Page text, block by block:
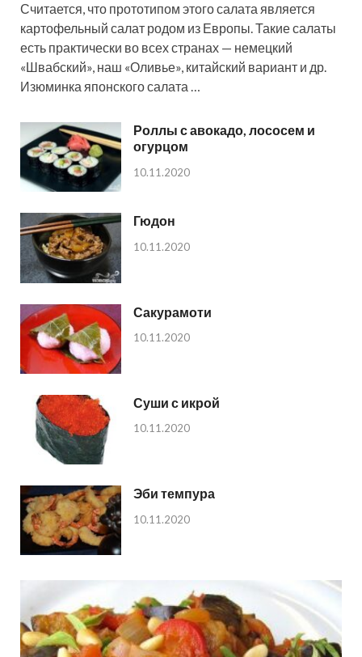
Считается, что прототипом этого салата является
картофельный салат родом из Европы. Такие салаты
есть практически во всех странах — немецкий
«Швабский», наш «Оливье», китайский вариант и др.
Изюминка японского салата …
Роллы с авокадо, лососем и
огурцом
10.11.2020
Гюдон
10.11.2020
Сакурамоти
10.11.2020
Суши с икрой
10.11.2020
Эби темпура
10.11.2020